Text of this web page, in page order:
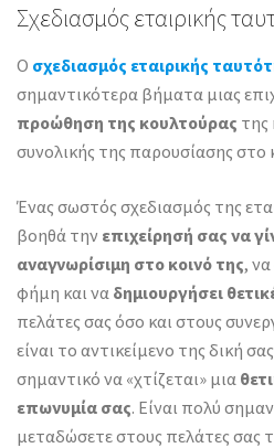
Σχεδιασμός εταιρικής
Ο σχεδιασμός εταιρικής
σημαντικότερα βήματα μιας
προώθηση της κουλτούρας της
συνολικής της παρουσίασης στο
Ένας σωστός σχεδιασμός της
βοηθά την επιχείρησή σας να
αναγνωρίσιμη στο κοινό της,
φήμη και να δημιουργήσει
πελάτες σας όσο και στους
είναι το αντικείμενο της δική
σημαντικό να «χτίζεται» μια
επωνυμία σας. Είναι πολύ
μεταδώσετε στους πελάτες σας